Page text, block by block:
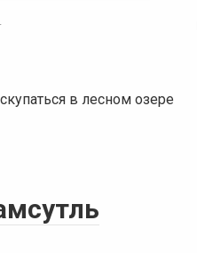
в лесном озере